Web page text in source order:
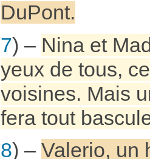
DuPont.
7) – Nina et
yeux de tous,
voisines. Mais
fera tout
8) – Valerio, un